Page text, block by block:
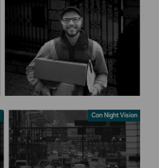
Con Night Vision